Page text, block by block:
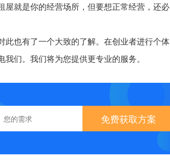
就是你的经营场所，但要想正常经营，还必
也有了一个大致的了解。在创业者进行个体
们。我们将为您提供更专业的服务。
免费获取方案